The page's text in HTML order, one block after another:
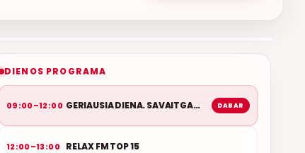
ETERYJE
GERIAUSIA DIENA. SAVAITGALIS ROLANDAS JANAUDIS
DIENOS PROGRAMA
09:00–12:00 GERIAUSIA DIENA. SAVAITGALIS DABAR
12:00–13:00 RELAX FM TOP 15